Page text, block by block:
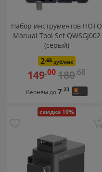
Набор инструментов HOTO
Manual Tool Set QWSGJ002
(серый)
2.65руб/мес
149.00180.68
Вернём до7.23
скидка 19%